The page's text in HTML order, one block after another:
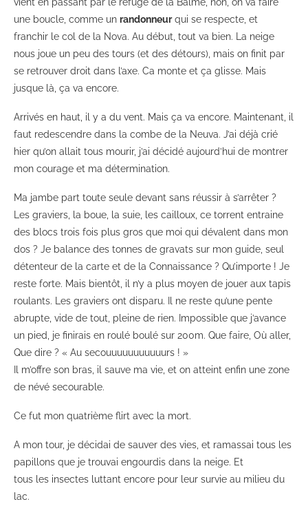
vient en passant par le refuge de la Balme, non, on va faire
une boucle, comme un randonneurqui se respecte, et
franchir le col de la Nova. Au début, tout va bien. La neige
nous joue un peu des tours (et des détours), mais on finit par
se retrouver droit dans l’axe. Ca monte et ça glisse. Mais
jusque là, ça va encore.
Arrivés en haut, il y a du vent. Mais ça va encore. Maintenant, il
faut redescendre dans la combe de la Neuva. J’ai déjà crié
hier qu’on allait tous mourir, j’ai décidé aujourd’hui de montrer
mon courage et ma détermination.
Ma jambe part toute seule devant sans réussir à s’arrêter ?
Les graviers, la boue, la suie, les cailloux, ce torrent entraine
des blocs trois fois plus gros que moi qui dévalent dans mon
dos ? Je balance des tonnes de gravats sur mon guide, seul
détenteur de la carte et de la Connaissance ? Qu’importe ! Je
reste forte. Mais bientôt, il n’y a plus moyen de jouer aux tapis
roulants. Les graviers ont disparu. Il ne reste qu’une pente
abrupte, vide de tout, pleine de rien. Impossible que j’avance
un pied, je finirais en roulé boulé sur 200m. Que faire, Où aller,
Que dire ? « Au secouuuuuuuuuuurs ! »
Il m’offre son bras, il sauve ma vie, et on atteint enfin une zone
de névé secourable.
Ce fut mon quatrième flirt avec la mort.
A mon tour, je décidai de sauver des vies, et ramassai tous les
papillons que je trouvai engourdis dans la neige. Et
tous les insectes luttant encore pour leur survie au milieu du
lac.